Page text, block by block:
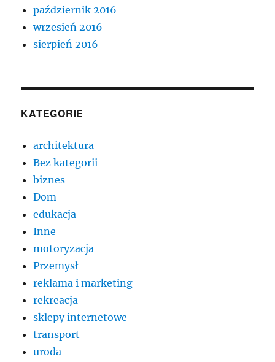
październik 2016
wrzesień 2016
sierpień 2016
KATEGORIE
architektura
Bez kategorii
biznes
Dom
edukacja
Inne
motoryzacja
Przemysł
reklama i marketing
rekreacja
sklepy internetowe
transport
uroda